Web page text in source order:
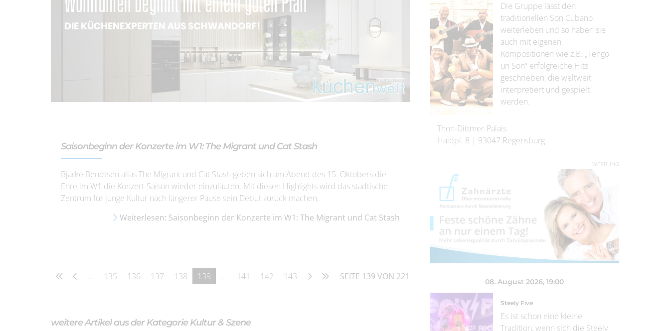
Saisonbeginn der Konzerte im W1: The Migrant und Cat Stash
Bjarke Bendtsen alias The Migrant und Cat Stash geben sich am Abend des 15. Oktobers die
Ehre im W1 die Konzert-Saison wieder einzuläuten. Mit diesen Highlights wird das städtische
Zentrum für junge Kultur nach längerer Pause sein Debut zurück machen.
Weiterlesen: Saisonbeginn der Konzerte im W1: The Migrant und Cat Stash
SEITE 139 VON 221
... 135 136 137 138 139 ... 141 142 143
weitere Artikel aus der Kategorie Kultur & Szene
Die Gruppe lässt den
traditionellen Son Cubano
weiterleben und so haben sie
auch mit eigenen
Kompositionen wie z.B. „Tengo
un Son“ erfolgreiche Hits
geschrieben, die weltweit
interpretiert und gespielt
werden.
Thon-Dittmer-Palais
Haidpl. 8 | 93047 Regensburg
WERBUNG
08. August 2026, 19:00
Steely Five
Es ist schon eine kleine
Tradition, wenn sich die Steely